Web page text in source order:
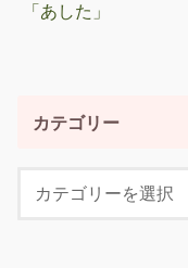
「あした」
カテゴリー